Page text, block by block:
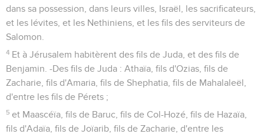
dans sa possession, dans leurs villes, Israël, les sacrificateurs,
et les lévites, et les Nethiniens, et les fils des serviteurs de
Salomon.
4 Et à Jérusalem habitèrent des fils de Juda, et des fils de
Benjamin. -Des fils de Juda : Athaïa, fils d'Ozias, fils de
Zacharie, fils d'Amaria, fils de Shephatia, fils de Mahalaleël,
d'entre les fils de Pérets ;
5 et Maascéïa, fils de Baruc, fils de Col-Hozé, fils de Hazaïa,
fils d'Adaïa, fils de Joïarib, fils de Zacharie, d'entre les